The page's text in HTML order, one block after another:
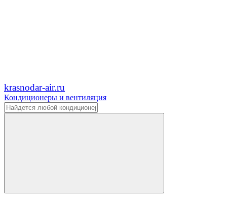
krasnodar-air.ru
Кондиционеры и вентиляция